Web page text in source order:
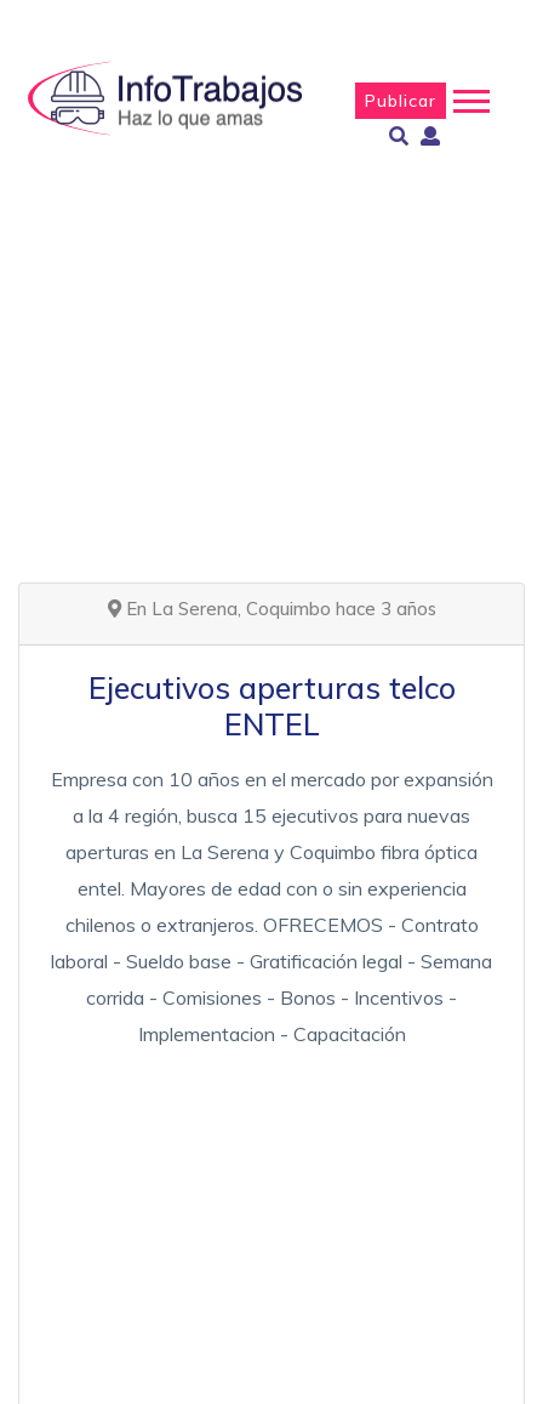
Publicar
En La Serena, Coquimbo hace 3 años
Ejecutivos aperturas telco
ENTEL
Empresa con 10 años en el mercado por expansión
a la 4 región, busca 15 ejecutivos para nuevas
aperturas en La Serena y Coquimbo fibra óptica
entel. Mayores de edad con o sin experiencia
chilenos o extranjeros. OFRECEMOS - Contrato
laboral - Sueldo base - Gratificación legal - Semana
corrida - Comisiones - Bonos - Incentivos -
Implementacion - Capacitación